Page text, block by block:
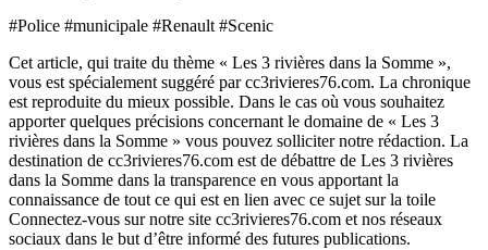
#Police #municipale #Renault #Scenic
Cet article, qui traite du thème « Les 3 rivières dans la Somme »,
vous est spécialement suggéré par cc3rivieres76.com. La chronique
est reproduite du mieux possible. Dans le cas où vous souhaitez
apporter quelques précisions concernant le domaine de « Les 3
rivières dans la Somme » vous pouvez solliciter notre rédaction. La
destination de cc3rivieres76.com est de débattre de Les 3 rivières
dans la Somme dans la transparence en vous apportant la
connaissance de tout ce qui est en lien avec ce sujet sur la toile
Connectez-vous sur notre site cc3rivieres76.com et nos réseaux
sociaux dans le but d’être informé des futures publications.